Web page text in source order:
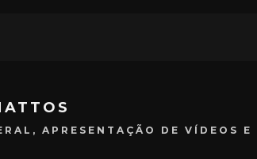
APRESENTAÇÃO DE VÍDEOS E